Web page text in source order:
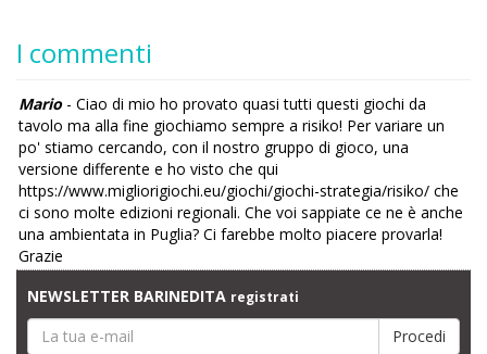
I commenti
Mario- Ciao di mio ho provato quasi tutti questi giochi da
tavolo ma alla fine giochiamo sempre a risiko! Per variare un
po' stiamo cercando, con il nostro gruppo di gioco, una
versione differente e ho visto che qui
https://www.migliorigiochi.eu/giochi/giochi-strategia/risiko/ che
ci sono molte edizioni regionali. Che voi sappiate ce ne è anche
una ambientata in Puglia? Ci farebbe molto piacere provarla!
Grazie
NEWSLETTER BARINEDITA registrati